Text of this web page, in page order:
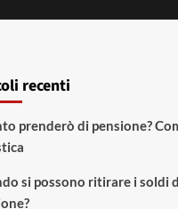
recenti
prenderò di pensione?
si possono ritirare i soldi